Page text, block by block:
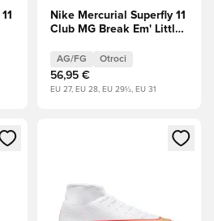
Nike Mercurial Superfly 11
Club MG Break Em' Little
AG/FG Otroci
56,95 €
EU 27, EU 28, EU 29½, EU 31
vpis kot član
Odpre Modal za prijavo ali